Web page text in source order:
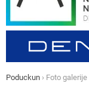
Poduckun › Foto galerije